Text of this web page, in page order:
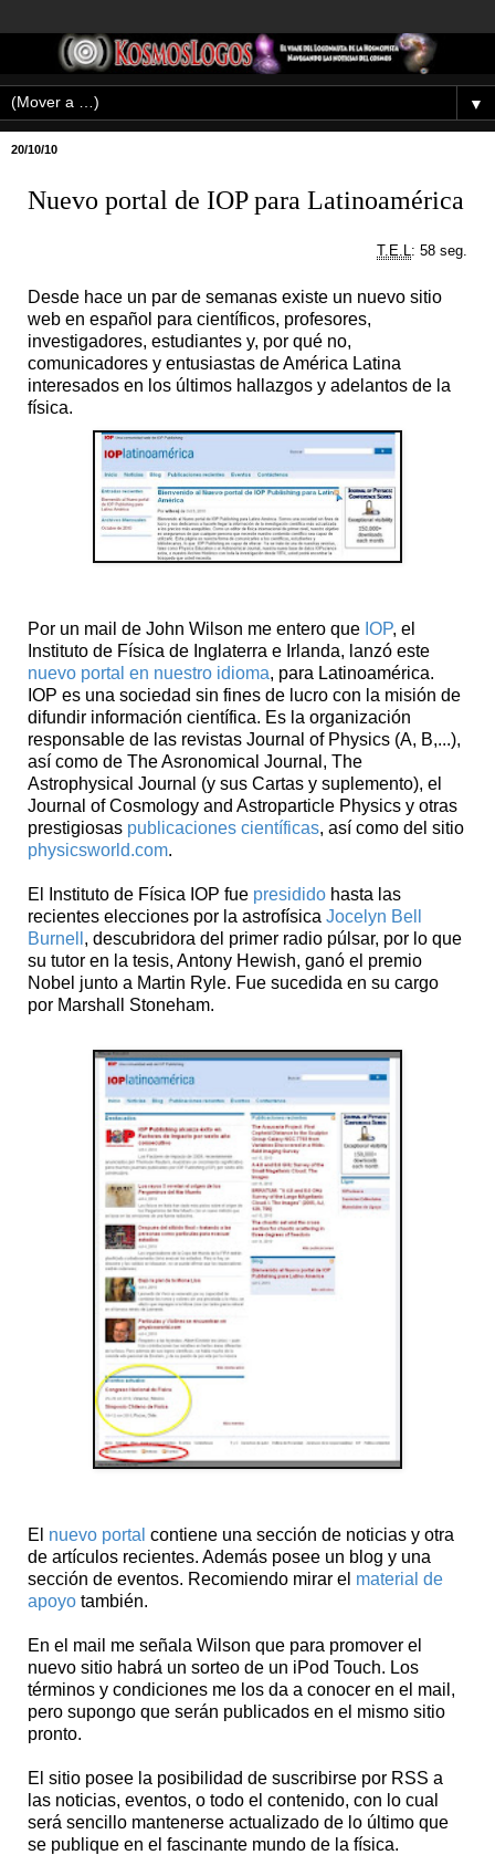
▼
20/10/10
Nuevo portal de IOP para Latinoamérica
T.E.L : 58 seg.
Desde hace un par de semanas existe un nuevo sitio
web en español para científicos, profesores,
investigadores, estudiantes y, por qué no,
comunicadores y entusiastas de América Latina
interesados en los últimos hallazgos y adelantos de la
física.
Por un mail de John Wilson me entero que IOP, el
Instituto de Física de Inglaterra e Irlanda, lanzó este
nuevo portal en nuestro idioma, para Latinoamérica.
IOP es una sociedad sin fines de lucro con la misión de
difundir información científica. Es la organización
responsable de las revistas Journal of Physics (A, B,...),
así como de The Asronomical Journal, The
Astrophysical Journal (y sus Cartas y suplemento), el
Journal of Cosmology and Astroparticle Physics y otras
prestigiosas publicaciones científicas, así como del sitio
physicsworld.com.
El Instituto de Física IOP fue presidido hasta las
recientes elecciones por la astrofísica Jocelyn Bell
Burnell , descubridora del primer radio púlsar, por lo que
su tutor en la tesis, Antony Hewish, ganó el premio
Nobel junto a Martin Ryle. Fue sucedida en su cargo
por Marshall Stoneham.
El nuevo portal contiene una sección de noticias y otra
de artículos recientes. Además posee un blog y una
sección de eventos. Recomiendo mirar el material de
apoyo también.
En el mail me señala Wilson que para promover el
nuevo sitio habrá un sorteo de un iPod Touch. Los
términos y condiciones me los da a conocer en el mail,
pero supongo que serán publicados en el mismo sitio
pronto.
El sitio posee la posibilidad de suscribirse por RSS a
las noticias, eventos, o todo el contenido, con lo cual
será sencillo mantenerse actualizado de lo último que
se publique en el fascinante mundo de la física.